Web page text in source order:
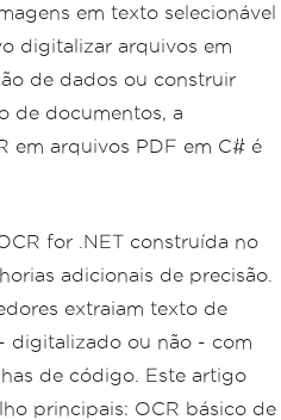
em texto selecionável
digitalizar arquivos em
de dados ou construir
de documentos, a
em arquivos PDF em C# é
for .NET construída no
adicionais de precisão.
extraiam texto de
digitalizado ou não - com
de código. Este artigo
principais: OCR básico de